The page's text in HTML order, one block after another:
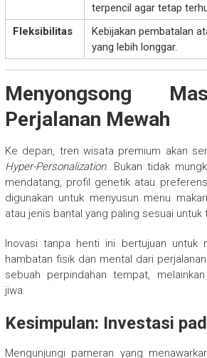
terpencil agar tetap
Fleksibilitas
Kebijakan pembatalan
yang lebih longgar.
Menyongsong
Perjalanan Mewah
Ke depan, tren wisata premium akan
Hyper-Personalization. Bukan tidak
mendatang, profil genetik atau
digunakan untuk menyusun menu
atau jenis bantal yang paling sesuai untuk
Inovasi tanpa henti ini bertujuan untuk
hambatan fisik dan mental dari
sebuah perpindahan tempat,
jiwa.
Kesimpulan: Investasi
Mengunjungi pameran yang